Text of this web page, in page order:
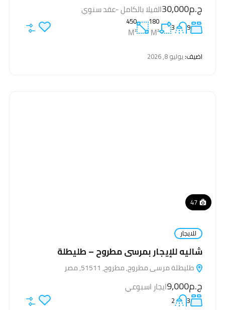
ج.م30,000 الفيلا بالكامل -عقد سنوي
9
3
180
M²
450
M²
اضيف:يوليو 8, 2026
47
للايجار
شاليه للإيجار بمرسى مطروح – طليطلة
طليطلة مرسى مطروح, مطروح, 51511, مصر
ج.م9,000 ايجار اسبوعي
3
2